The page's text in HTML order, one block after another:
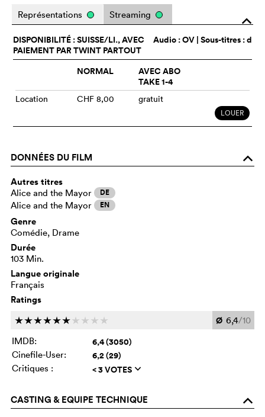
o
Représentations Streaming
Audio :OV | Sous-titres : d
DISPONIBILITÉ : SUISSE/LI., AVEC
PAIEMENT PAR TWINT PARTOUT
NORMAL
AVEC ABO
TAKE 1-4
Location CHF 8,00 gratuit
LOUER
DONNÉES DU FILM o
Autres titres
Alice and the Mayor DE
Alice and the Mayor EN
Genre
Comédie, Drame
Durée
103 Min.
Langue originale
Français
Ratings
cccccc c c c c Ø 6,4/10
IMDB:
6,4 (3050)
Cinefile-User: 6,2 (29)
Critiques : < 3 VOTES q
CASTING & EQUIPE TECHNIQUE o